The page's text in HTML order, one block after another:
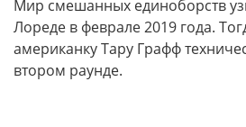
Мир смешанных единоборств
Лореде в феврале 2019 года.
американку Тару Графф
втором раунде.